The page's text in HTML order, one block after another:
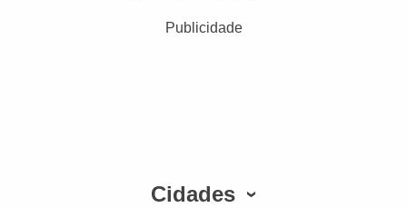
Publicidade
Cidades